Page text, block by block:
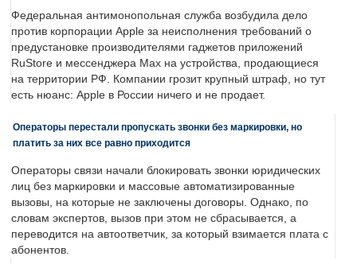
Федеральная антимонопольная служба возбудила дело
против корпорации Apple за неисполнения требований о
предустановке производителями гаджетов приложений
RuStore и мессенджера Max на устройства, продающиеся
на территории РФ. Компании грозит крупный штраф, но тут
есть нюанс: Apple в России ничего и не продает.
Операторы перестали пропускать звонки без маркировки, но
платить за них все равно приходится
Операторы связи начали блокировать звонки юридических
лиц без маркировки и массовые автоматизированные
вызовы, на которые не заключены договоры. Однако, по
словам экспертов, вызов при этом не сбрасывается, а
переводится на автоответчик, за который взимается плата с
абонентов.